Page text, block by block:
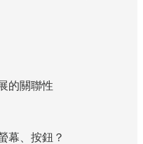
的關聯性
幕、按鈕？